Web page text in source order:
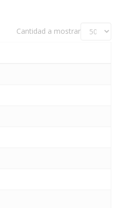
Cantidad a mostrar